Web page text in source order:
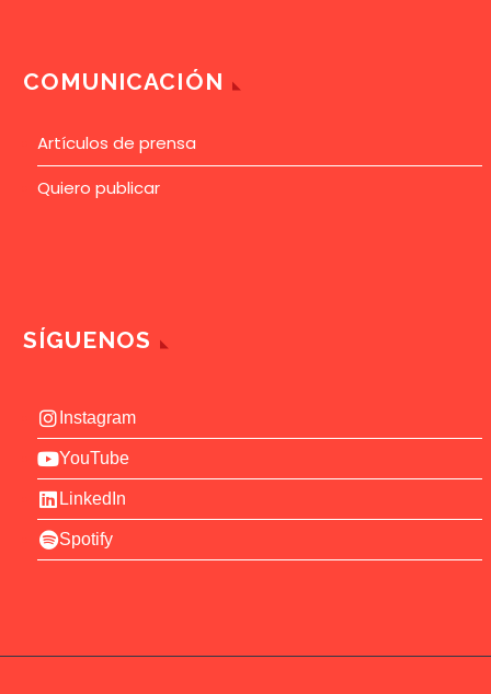
COMUNICACIÓN
Artículos de prensa
Quiero publicar
SÍGUENOS
Instagram
YouTube
LinkedIn
Spotify